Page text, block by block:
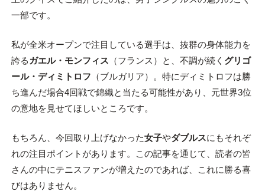
一部です。
私が全米オープンで注目している選手は、抜群の身体能力を
誇る ガエル・モンフィス （フランス）と、不調が続く グリゴ
ール・ディミトロフ （ブルガリア）。特にディミトロフは勝
ち進んだ場合4回戦で錦織と当たる可能性があり、元世界3位
の意地を見せてほしいところです。
もちろん、今回取り上げなかった女子やダブルスにもそれぞ
れの注目ポイントがあります。この記事を通じて、読者の皆
さんの中にテニスファンが増えたのであれば、これに勝る喜
びはありません。